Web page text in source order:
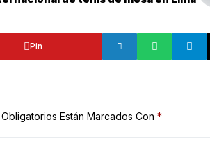
Pin
Están Marcados Con *